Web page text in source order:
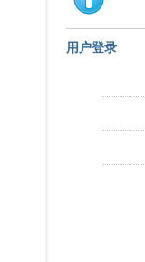
用户登录